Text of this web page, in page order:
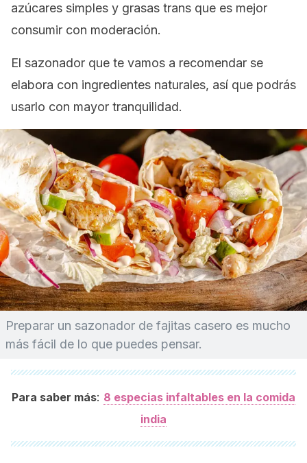
azúcares simples y grasas trans que es mejor
consumir con moderación.
El sazonador que te vamos a recomendar se
elabora con ingredientes naturales, así que podrás
usarlo con mayor tranquilidad.
Preparar un sazonador de fajitas casero es mucho
más fácil de lo que puedes pensar.
Para saber más: 8 especias infaltables en la comida
india